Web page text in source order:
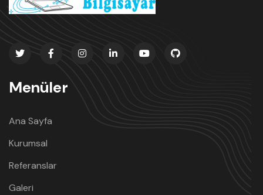
Menüler
Ana Sayfa
Kurumsal
Referanslar
Galeri